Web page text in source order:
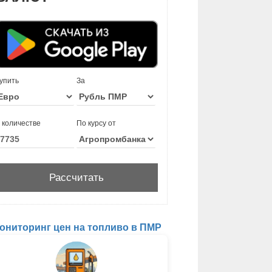
За
По курсу от
цен на топливо в ПМР